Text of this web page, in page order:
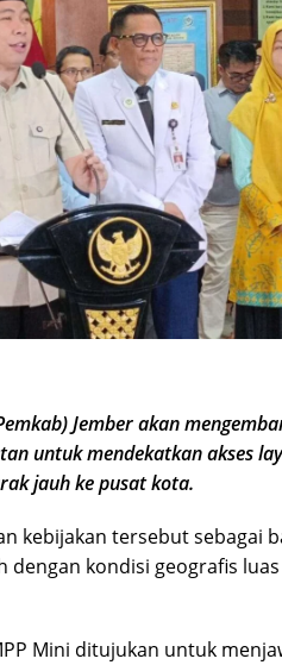
Jember akan
untuk mendekatkan akses
jauh ke pusat kota.
kebijakan tersebut sebagai
dengan kondisi geografis
Mini ditujukan untuk